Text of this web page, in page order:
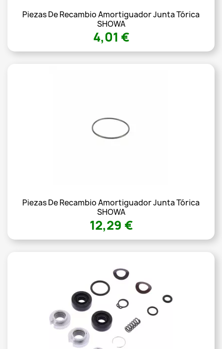
Piezas De Recambio Amortiguador Junta Tórica
SHOWA
4,01 €
Piezas De Recambio Amortiguador Junta Tórica
SHOWA
12,29 €